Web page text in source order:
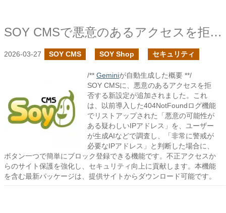
SOY CMSで悪意のあるアクセスを拒否できる設定を追加しました
2026-03-27 SOY CMS SOY Shop セキュリティ
/** Geminiが自動生成した概要 **/
SOY CMSに、悪意のあるアクセスを拒
否する新設定が追加されました。これ
は、以前導入した404NotFoundログ機能
でリストアップされた「悪意の可能性が
ある疑わしいIPアドレス」を、ユーザー
が生成AIなどで調査し、「非常に警戒が
必要なIPアドレス」と判断した場合に、
ボタン一つで簡単にブロック登録できる機能です。不正アクセスか
らのサイト保護を強化し、セキュリティ向上に貢献します。本機能
を含む最新パッケージは、提供サイトからダウンロード可能です。